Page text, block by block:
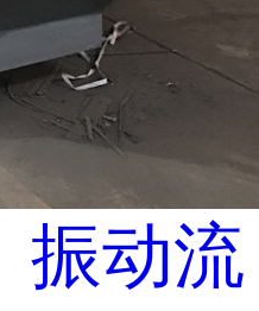
振动流